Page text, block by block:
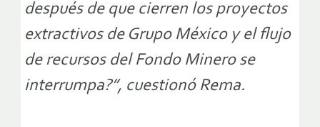
después de que cierren los proyectos
extractivos de Grupo México y el flujo
de recursos del Fondo Minero se
interrumpa?”, cuestionó Rema.